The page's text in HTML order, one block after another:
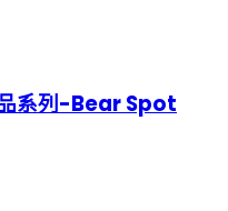
系列-Bear Spot